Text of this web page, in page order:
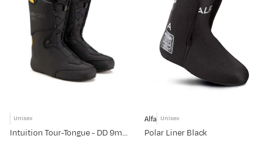
Unisex
Intuition Tour-Tongue - DD 9mm Black
Alfa Unisex
Polar Liner Black